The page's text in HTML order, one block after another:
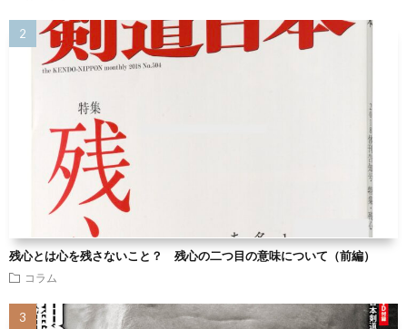
残心とは心を残さないこと？ 残心の二つ目の意味について（前編）
コラム